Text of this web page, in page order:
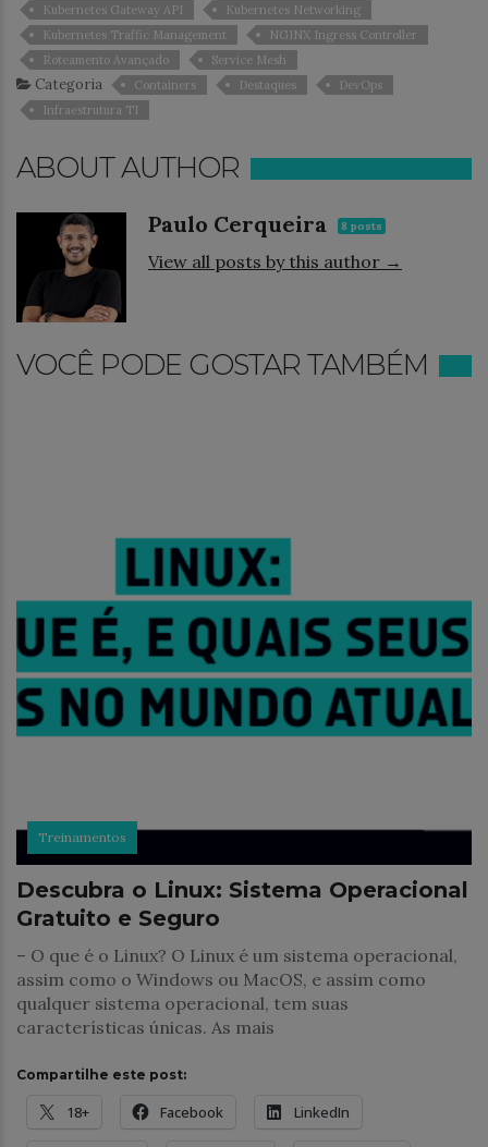
Kubernetes Gateway API
Kubernetes Networking
Kubernetes Traffic Management
NGINX Ingress Controller
Roteamento Avançado
Service Mesh
Categoria Containers Destaques
DevOps
Infraestrutura TI
ABOUT AUTHOR
Paulo Cerqueira 8 posts
View all posts by this author →
VOCÊ PODE GOSTAR TAMBÉM
Treinamentos
Descubra o Linux: Sistema Operacional
Gratuito e Seguro
– O que é o Linux? O Linux é um sistema operacional,
assim como o Windows ou MacOS, e assim como
qualquer sistema operacional, tem suas
características únicas. As mais
Compartilhe este post:
18+ Facebook LinkedIn